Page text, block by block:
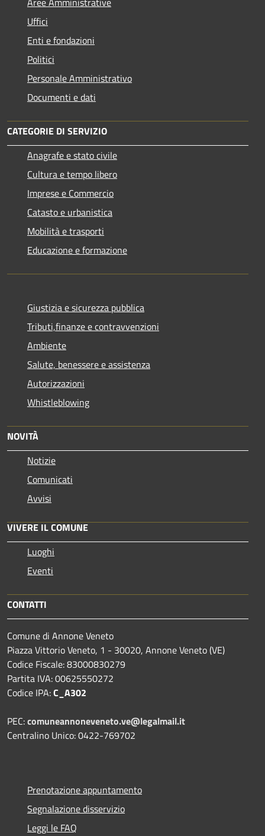
Uffici
Enti e fondazioni
Politici
Personale Amministrativo
Documenti e dati
CATEGORIE DI SERVIZIO
Anagrafe e stato civile
Cultura e tempo libero
Imprese e Commercio
Catasto e urbanistica
Mobilità e trasporti
Educazione e formazione
Giustizia e sicurezza pubblica
Tributi,finanze e contravvenzioni
Ambiente
Salute, benessere e assistenza
Autorizzazioni
Whistleblowing
NOVITÀ
Notizie
Comunicati
Avvisi
VIVERE IL COMUNE
Luoghi
Eventi
CONTATTI
Comune di Annone Veneto
Piazza Vittorio Veneto, 1 - 30020, Annone Veneto (VE)
Codice Fiscale: 83000830279
Partita IVA: 00625550272
Codice IPA:C_A302
PEC:comuneannoneveneto.ve@legalmail.it
Centralino Unico: 0422-769702
Prenotazione appuntamento
Segnalazione disservizio
Leggi le FAQ